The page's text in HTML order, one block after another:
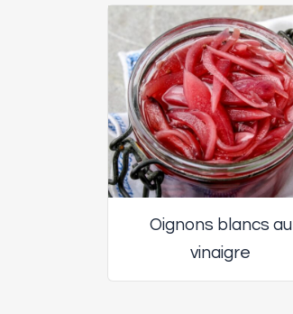
Oignons blancs au
vinaigre